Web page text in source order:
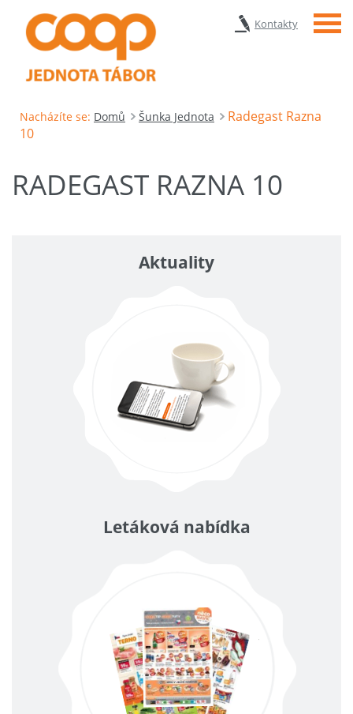
Kontakty Menu
Nacházíte se: Domů Šunka Jednota
Radegast Razna
10
RADEGAST RAZNA 10
Aktuality
Letáková nabídka